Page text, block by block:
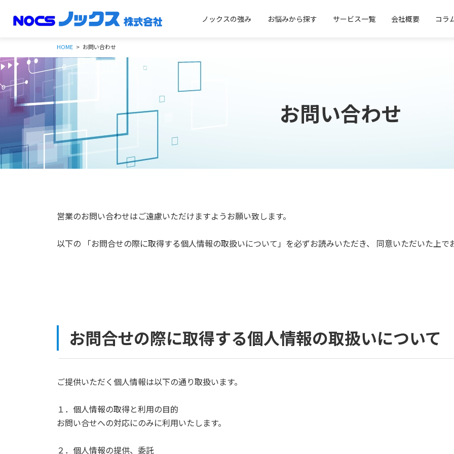
ノックスの強み お悩みから探す サービス一覧 会社概要 コラ
HOME お問い合わせ
お問い合わせ
営業のお問い合わせはご遠慮いただけますようお願い致します。
以下の 「お問合せの際に取得する個人情報の取扱いについて」を必ずお読みいただき、 同意いただいた上で
お問合せの際に取得する個人情報の取扱いについて
ご提供いただく個人情報は以下の通り取扱います。
１．個人情報の取得と利用の目的
お問い合せへの対応にのみに利用いたします。
２．個人情報の提供、委託